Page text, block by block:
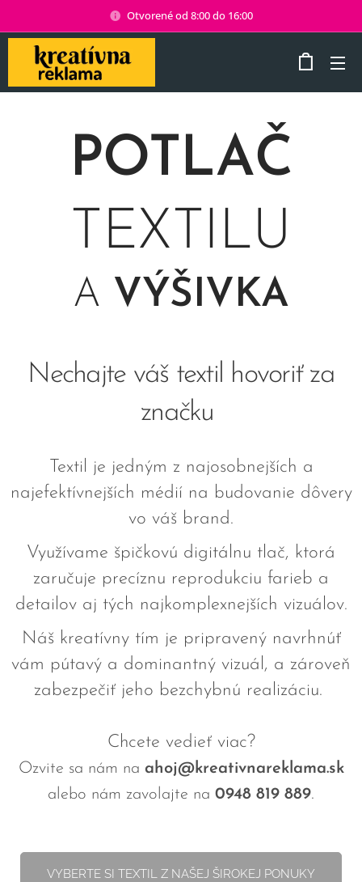
Otvorené od 8:00 do 16:00
POTLAČ
TEXTILU
A VÝŠIVKA
Nechajte váš textil hovoriť za
značku
Textil je jedným z najosobnejších a
najefektívnejších médií na budovanie dôvery
vo váš brand.
Využívame špičkovú digitálnu tlač, ktorá
zaručuje precíznu reprodukciu farieb a
detailov aj tých najkomplexnejších vizuálov.
Náš kreatívny tím je pripravený navrhnúť
vám pútavý a dominantný vizuál, a zároveň
zabezpečiť jeho bezchybnú realizáciu.
Chcete vedieť viac?
Ozvite sa nám na ahoj@kreativnareklama.sk
alebo nám zavolajte na 0948 819 889.
VYBERTE SI TEXTIL Z NAŠEJ ŠIROKEJ PONUKY